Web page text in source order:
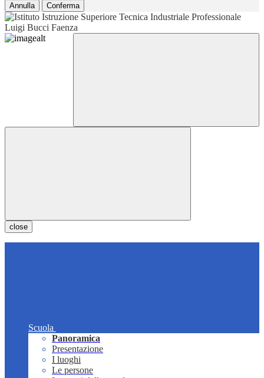
Annulla Conferma
close
Scuola
Panoramica
Presentazione
I luoghi
Le persone